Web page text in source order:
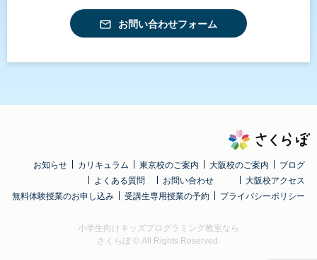
お問い合わせフォーム
お知らせ カリキュラム 東京校のご案内 大阪校のご案内
ブログ
よくある質問
お問い合わせ
大阪校アクセス
無料体験授業のお申し込み
受講生専用授業の予約 プライバシーポリシー
小学生向けキッズプログラミング教室なら
さくらぼ© All Rights Reserved.